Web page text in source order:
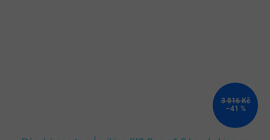
3 816 Kč
–41 %